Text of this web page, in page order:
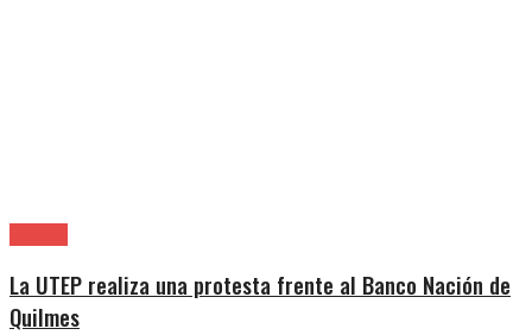
La UTEP realiza una protesta frente al Banco Nación de
Quilmes